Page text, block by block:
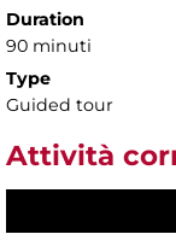
Duration
90 minuti
Type
Guided tour
Attività